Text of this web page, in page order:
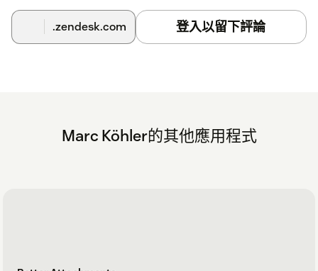
.zendesk.com 登入以留下評論
Marc Köhler的其他應用程式